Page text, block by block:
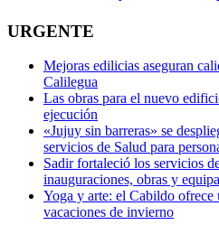
URGENTE
Mejoras edilicias aseguran
Calilegua
Las obras para el nuevo
ejecución
«Jujuy sin barreras» se
servicios de Salud para
Sadir fortaleció los servicios
inauguraciones, obras y
Yoga y arte: el Cabildo ofrece
vacaciones de invierno